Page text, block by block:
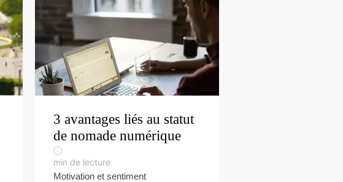
3 avantages liés au statut
de nomade numérique
min de lecture
Motivation et sentiment